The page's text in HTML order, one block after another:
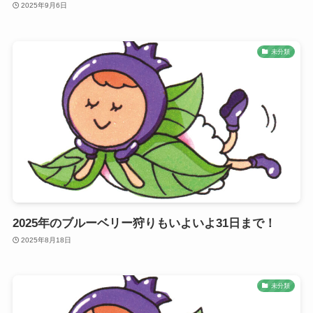
2025年9月6日
未分類
2025年のブルーベリー狩りもいよいよ31日まで！
2025年8月18日
未分類